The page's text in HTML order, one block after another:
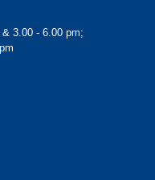
3.00 - 6.00 pm;